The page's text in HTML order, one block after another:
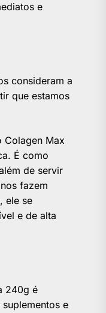
e
consideram a
que estamos
Max
É como
de servir
fazem
ele se
e de alta
240g é
e